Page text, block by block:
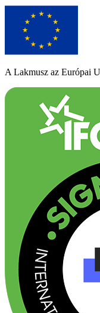
A Lakmusz az Európai